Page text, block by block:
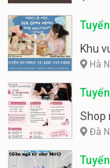
động
Khu
Hà
Shop
Đà